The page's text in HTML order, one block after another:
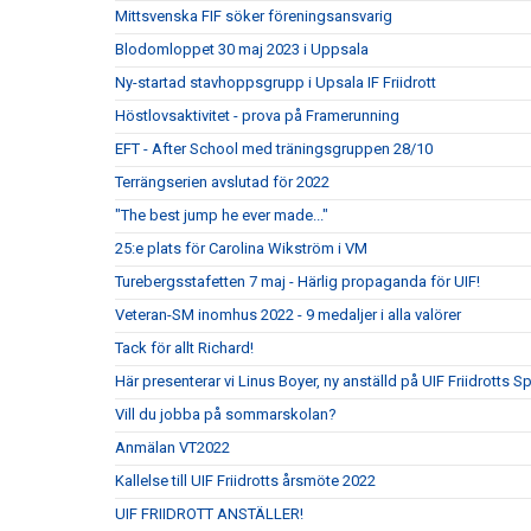
Mittsvenska FIF söker föreningsansvarig
Blodomloppet 30 maj 2023 i Uppsala
Ny-startad stavhoppsgrupp i Upsala IF Friidrott
Höstlovsaktivitet - prova på Framerunning
EFT - After School med träningsgruppen 28/10
Terrängserien avslutad för 2022
"The best jump he ever made..."
25:e plats för Carolina Wikström i VM
Turebergsstafetten 7 maj - Härlig propaganda för UIF!
Veteran-SM inomhus 2022 - 9 medaljer i alla valörer
Tack för allt Richard!
Här presenterar vi Linus Boyer, ny anställd på UIF Friidrotts
Vill du jobba på sommarskolan?
Anmälan VT2022
Kallelse till UIF Friidrotts årsmöte 2022
UIF FRIIDROTT ANSTÄLLER!